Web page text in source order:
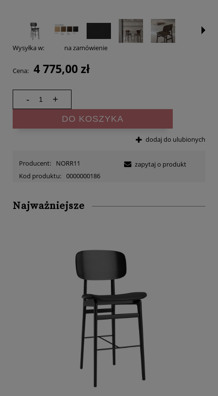
Wysyłka w: na zamówienie
Cena: 4 775,00 zł
- +
DO KOSZYKA
dodaj do ulubionych
Producent:
NORR11
Kod produktu: 0000000186
zapytaj o produkt
Najważniejsze